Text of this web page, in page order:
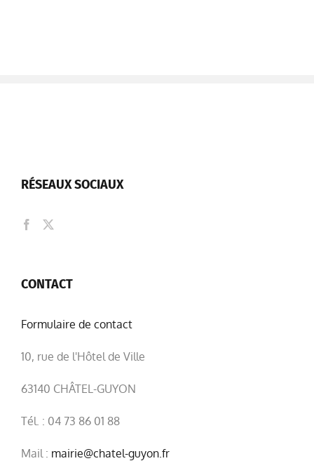
RÉSEAUX SOCIAUX
CONTACT
Formulaire de contact
10, rue de l'Hôtel de Ville
63140 CHÂTEL-GUYON
Tél. : 04 73 86 01 88
Mail : mairie@chatel-guyon.fr